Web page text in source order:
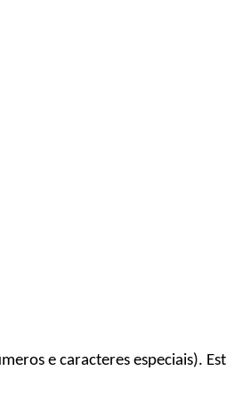
e caracteres especiais). Est